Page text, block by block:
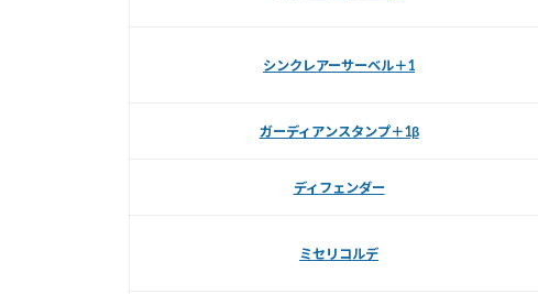
シンクレアーサーベル＋1
ガーディアンスタンプ＋1β
ディフェンダー
ミセリコルデ